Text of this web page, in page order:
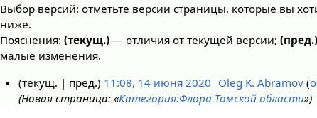
Выбор версий: отметьте версии страницы, которые вы
ниже.
Пояснения:(текущ.) — отличия от текущей версии;(пред.)
малые изменения.
текущ. пред. 11:08, 14 июня 2020 Oleg K. Abramov
Новая страница: «Категория:Флора Томской области»